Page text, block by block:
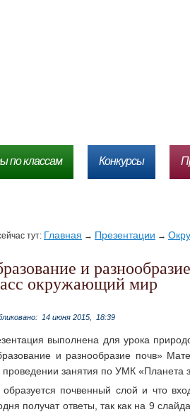
по классам Конкурсы
тут: Главная → Презентации →
окружающий мир
14 июня 2015, 18:39
выполнена для урока
и разнообразие почв»
проведении занятия по УМК «Планета
образуется почвенный слой и что
получат ответы, так как на 9